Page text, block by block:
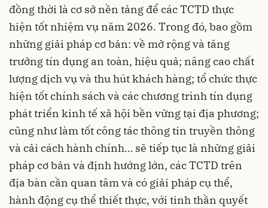
đồng thời là cơ sở nền tảng để các TCTD thực
hiện tốt nhiệm vụ năm 2026. Trong đó, bao gồm
những giải pháp cơ bản: về mở rộng và tăng
trưởng tín dụng an toàn, hiệu quả; nâng cao chất
lượng dịch vụ và thu hút khách hàng; tổ chức thực
hiện tốt chính sách và các chương trình tín dụng
phát triển kinh tế xã hội bền vững tại địa phương;
cũng như làm tốt công tác thông tin truyền thông
và cải cách hành chính… sẽ tiếp tục là những giải
pháp cơ bản và định hướng lớn, các TCTD trên
địa bàn cần quan tâm và có giải pháp cụ thể,
hành động cụ thể thiết thực, với tinh thần quyết